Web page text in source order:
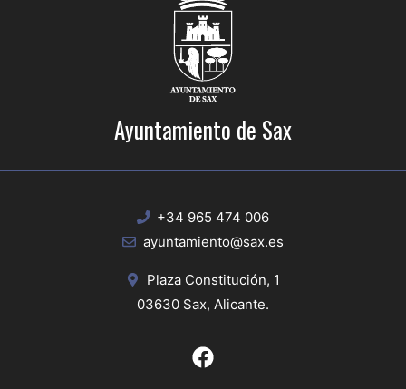
Ayuntamiento de Sax
+34 965 474 006
ayuntamiento@sax.es
Plaza Constitución, 1
03630 Sax, Alicante.